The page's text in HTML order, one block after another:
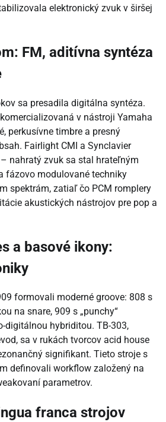
elektronický zvuk v širšej
FM, aditívna syntéza
sa presadila digitálna syntéza.
v nástroji Yamaha
perkusívne timbre a presný
Fairlight CMI a Synclavier
– nahratý zvuk sa stal hrateľným
fázovo modulované techniky
spektrám, zatiaľ čo PCM romplery
akustických nástrojov pre pop a
a basové ikony:
formovali moderné groove: 808 s
na snare, 909 s „punchy“
digitálnou hybriditou. TB-303,
sa v rukách tvorcov acid house
signifikant. Tieto stroje s
definovali workflow založený na
parametrov.
franca strojov